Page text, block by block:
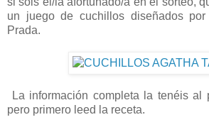
un juego de cuchillos diseñados
Prada.
La información completa la tenéis al
pero primero leed la receta.